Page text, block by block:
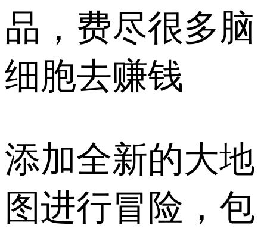
品，费尽很多脑
细胞去赚钱
添加全新的大地
图进行冒险，包